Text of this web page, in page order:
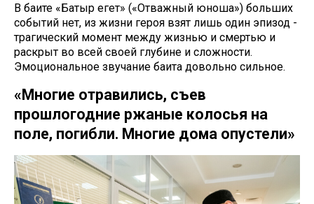
В баите «Батыр егет» («Отважный юноша») больших
событий нет, из жизни героя взят лишь один эпизод -
трагический момент между жизнью и смертью и
раскрыт во всей своей глубине и сложности.
Эмоциональное звучание баита довольно сильное.
«Многие отравились, съев
прошлогодние ржаные колосья на
поле, погибли. Многие дома опустели»